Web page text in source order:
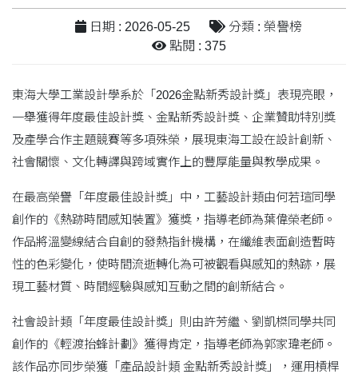
日期 : 2026-05-25
分類 : 榮譽榜
點閱 : 375
東海大學工業設計學系於「2026金點新秀設計獎」表現亮眼，
一舉獲得年度最佳設計獎、金點新秀設計獎、企業贊助特別獎
及產學合作主題競賽等多項殊榮，展現東海工設在設計創新、
社會關懷、文化轉譯與跨域實作上的豐厚能量與教學成果。
在最高榮譽「年度最佳設計獎」中，工藝設計類由何若瑄同學
創作的《熱跡時間感知裝置》獲獎，指導老師為葉偉榮老師。
作品將溫變線結合自創的發熱指針機構，在纖維表面創造暫時
性的色彩變化，使時間流逝轉化為可被觀看與感知的熱跡，展
現工藝材質、時間經驗與感知互動之間的創新結合。
社會設計類「年度最佳設計獎」則由許芳繼、劉凱榤同學共同
創作的《輕渡抬蜂計劃》獲得肯定，指導老師為郭家瑋老師。
該作品亦同步榮獲「產品設計類 金點新秀設計獎」，運用槓桿